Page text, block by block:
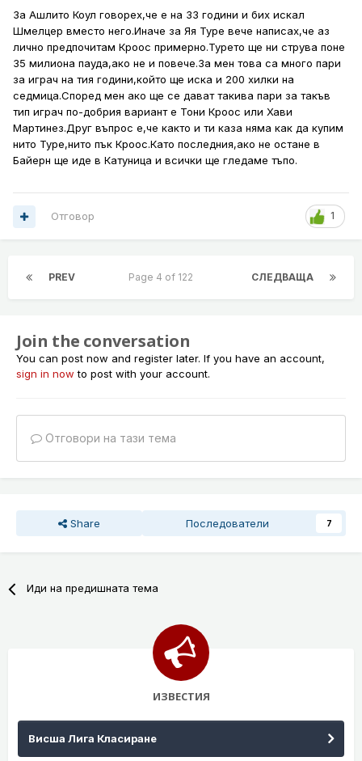
За Ашлито Коул говорех,че е на 33 години и бих искал
Шмелцер вместо него.Иначе за Яя Туре вече написах,че аз
лично предпочитам Кроос примерно.Турето ще ни струва поне
35 милиона пауда,ако не и повече.За мен това са много пари
за играч на тия години,който ще иска и 200 хилки на
седмица.Според мен ако ще се дават такива пари за такъв
тип играч по-добрия вариант е Тони Кроос или Хави
Мартинез.Друг въпрос е,че както и ти каза няма как да купим
нито Туре,нито пък Кроос.Като последния,ако не остане в
Байерн ще иде в Катуница и всички ще гледаме тъпо.
1
Отговор
PREV СЛЕДВАЩА
Page 4 of 122
Join the conversation
You can post now and register later. If you have an account,
sign in now to post with your account.
Отговори на тази тема
Share Последователи 7
Иди на предишната тема
ИЗВЕСТИЯ
Висша Лига Класиране